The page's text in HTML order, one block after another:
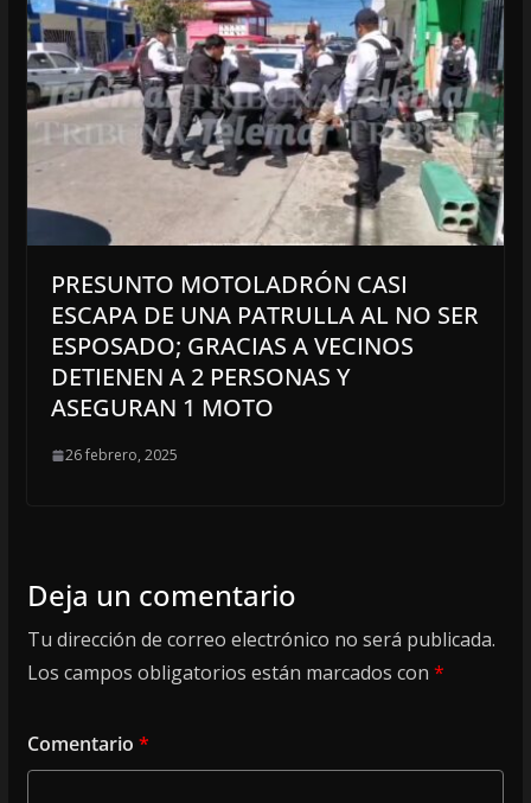
PRESUNTO MOTOLADRÓN CASI
ESCAPA DE UNA PATRULLA AL NO SER
ESPOSADO; GRACIAS A VECINOS
DETIENEN A 2 PERSONAS Y
ASEGURAN 1 MOTO
26 febrero, 2025
Deja un comentario
Tu dirección de correo electrónico no será publicada.
Los campos obligatorios están marcados con *
Comentario *